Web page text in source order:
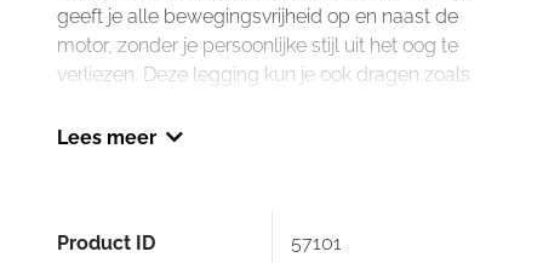
geeft je alle bewegingsvrijheid op en naast de
motor, zonder je persoonlijke stijl uit het oog te
verliezen. Deze legging kun je ook dragen zoals
de buurt. We hebben ons best gedaan deze
Eerlijk gezegd hebben we zo’n donkerblauw
Lees meer
Product ID 57101